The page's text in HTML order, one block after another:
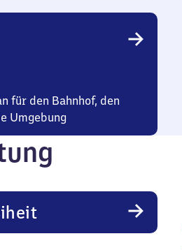
für den Bahnhof, den
Umgebung